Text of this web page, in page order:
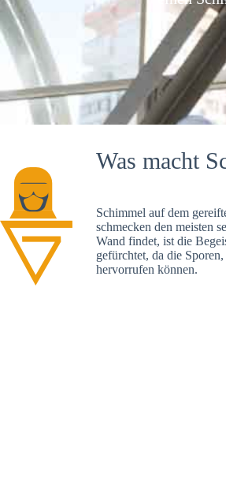
Was macht
Schimmel auf dem
schmecken den meisten
Wand findet, ist die
gefürchtet, da die
hervorrufen können.